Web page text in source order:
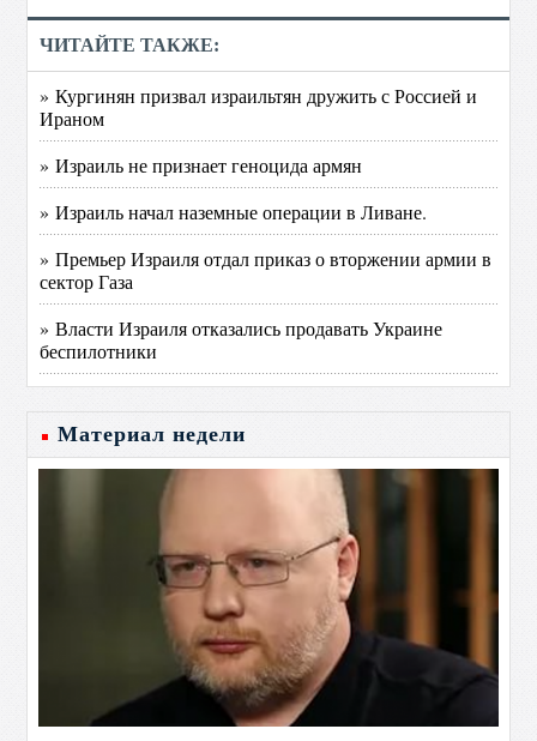
ЧИТАЙТЕ ТАКЖЕ:
» Кургинян призвал израильтян дружить с Россией и
Ираном
» Израиль не признает геноцида армян
» Израиль начал наземные операции в Ливане.
» Премьер Израиля отдал приказ о вторжении армии в
сектор Газа
» Власти Израиля отказались продавать Украине
беспилотники
Материал недели